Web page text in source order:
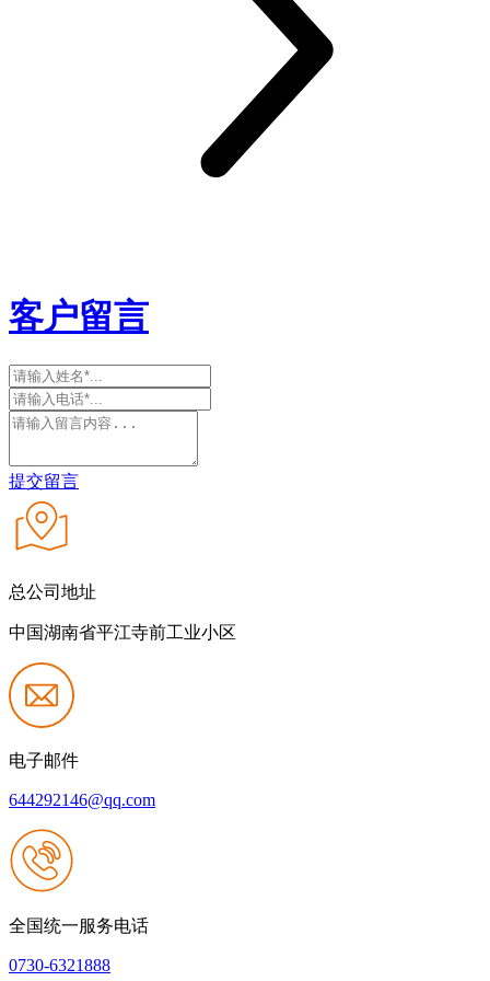
客户留言
提交留言
总公司地址
中国湖南省平江寺前工业小区
电子邮件
644292146@qq.com
全国统一服务电话
0730-6321888